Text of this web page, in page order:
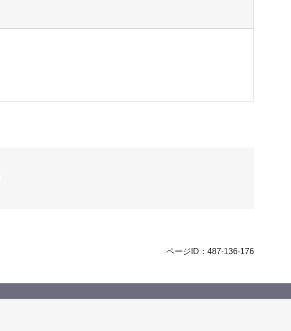
ページID：487-136-176